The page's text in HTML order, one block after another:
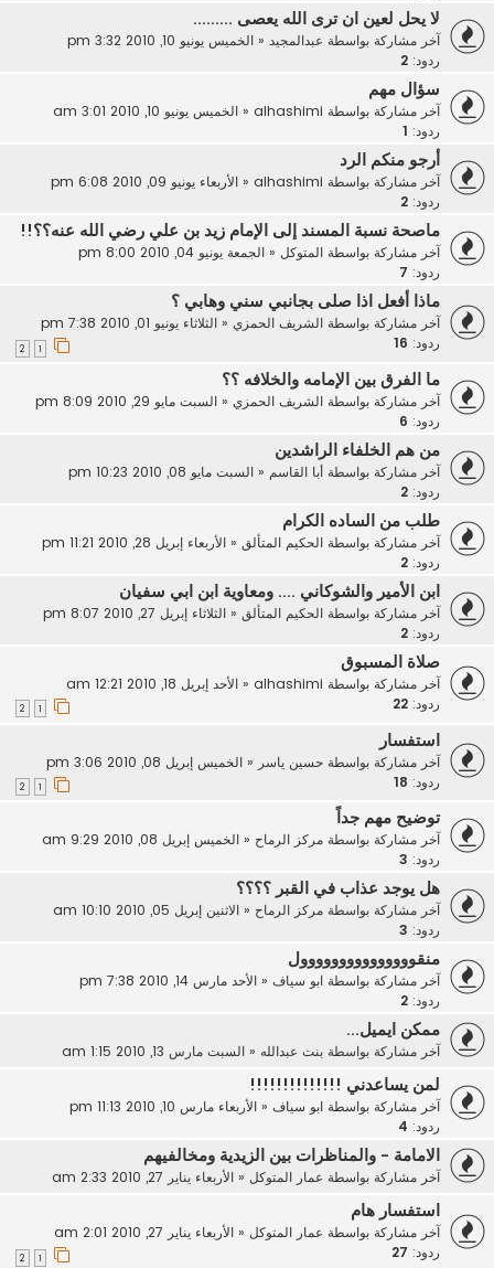
لا يحل لعين ان ترى الله يعصى .........
آخر مشاركة بواسطة عبدالمجيد« الخميس يونيو 10, 2010 3:32 pm
ردود: 2
سؤال مهم
آخر مشاركة بواسطة alhashimi
« الخميس يونيو 10, 2010 3:01 am
ردود:
أرجو منكم الرد
آخر مشاركة بواسطة alhashimi
« الأربعاء يونيو 09, 2010 6:08 pm
ردود: 2
ماصحة نسبة المسند إلى الإمام زيد بن علي رضي الله عنه؟؟!!
آخر مشاركة بواسطة المتوكل« الجمعة يونيو 04, 2010 8:00 pm
ردود: 7
ماذا أفعل اذا صلى بجانبي سني وهابي ؟
آخر مشاركة بواسطة الشريف الحمزي« الثلاثاء يونيو 01, 2010 7:38 pm
ردود: 16
ما الفرق بين الإمامه والخلافه ؟؟
آخر مشاركة بواسطة الشريف الحمزي« السبت مايو 29, 2010 8:09 pm
ردود: 6
من هم الخلفاء الراشدين
آخر مشاركة بواسطة أبا القاسم« السبت مايو 08, 2010 10:23 pm
ردود: 2
طلب من الساده الكرام
آخر مشاركة بواسطة الحكيم المتألق« الأربعاء إبريل 28, 2010 11:21 pm
ردود: 2
ابن الأمير والشوكاني .... ومعاوية ابن ابي سفيان
آخر مشاركة بواسطة الحكيم المتألق« الثلاثاء إبريل 27, 2010 8:07 pm
ردود: 2
صلاة المسبوق
آخر مشاركة بواسطة alhashimi
« الأحد إبريل 18, 2010 12:21 am
ردود: 22
استفسار
آخر مشاركة بواسطة حسين ياسر« الخميس إبريل 08, 2010 3:06 pm
ردود: 18
توضيح مهم جداً
آخر مشاركة بواسطة مركز الرماح« الخميس إبريل 08, 2010 9:29 am
ردود: 3
هل يوجد عذاب في القبر ؟؟؟؟
آخر مشاركة بواسطة مركز الرماح« الاثنين إبريل 05, 2010 10:10 am
ردود: 3
منقووووووووووووووول
آخر مشاركة بواسطة ابو سياف« الأحد مارس 14, 2010 7:38 pm
ردود: 2
ممكن ايميل...
آخر مشاركة بواسطة بنت عبدالله« السبت مارس 13, 2010 1:15 am
لمن يساعدني !!!!!!!!!!!!!!
آخر مشاركة بواسطة ابو سياف« الأربعاء مارس 10, 2010 11:13 pm
ردود: 4
الامامة - والمناظرات بين الزيدية ومخالفيهم
آخر مشاركة بواسطة عمار المتوكل« الأربعاء يناير 27, 2010 2:33 am
استفسار هام
آخر مشاركة بواسطة عمار المتوكل« الأربعاء يناير 27, 2010 2:01 am
ردود: 27